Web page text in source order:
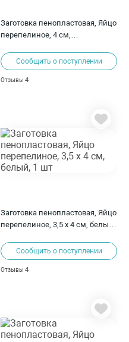
Заготовка пенопластовая, Яйцо
перепелиное, 4 см,
Сообщить о поступлении
Отзывы4
Заготовка пенопластовая, Яйцо
перепелиное, 3,5 х 4 см, белый,
Сообщить о поступлении
Отзывы4